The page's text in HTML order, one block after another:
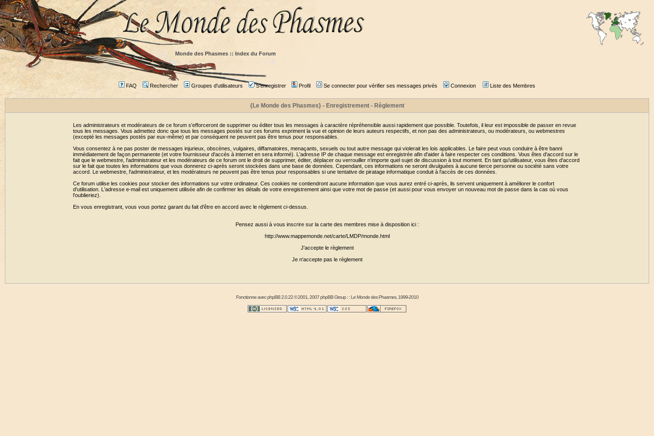
Monde des Phasmes :: Index du Forum
FAQ Rechercher Groupes d'utilisateurs S'enregistrer Profil Se connecter pour vérifier ses messages privés Connexion Liste des Membres
{Le Monde des Phasmes} - Enregistrement - Règlement
Les administrateurs et modérateurs de ce forum s'efforceront de supprimer ou éditer tous les messages à caractère répréhensible aussi rapidement que possible. Toutefois, il leur est impossible de passer en revue
tous les messages. Vous admettez donc que tous les messages postés sur ces forums expriment la vue et opinion de leurs auteurs respectifs, et non pas des administrateurs, ou modérateurs, ou webmestres
(excepté les messages postés par eux-même) et par conséquent ne peuvent pas être tenus pour responsables.
Vous consentez à ne pas poster de messages injurieux, obscènes, vulgaires, diffamatoires, menaçants, sexuels ou tout autre message qui violerait les lois applicables. Le faire peut vous conduire à être banni
immédiatement de façon permanente (et votre fournisseur d'accès à internet en sera informé). L'adresse IP de chaque message est enregistrée afin d'aider à faire respecter ces conditions. Vous êtes d'accord sur le
fait que le webmestre, l'administrateur et les modérateurs de ce forum ont le droit de supprimer, éditer, déplacer ou verrouiller n'importe quel sujet de discussion à tout moment. En tant qu'utilisateur, vous êtes d'accord
sur le fait que toutes les informations que vous donnerez ci-après seront stockées dans une base de données. Cependant, ces informations ne seront divulguées à aucune tierce personne ou société sans votre
accord. Le webmestre, l'administrateur, et les modérateurs ne peuvent pas être tenus pour responsables si une tentative de piratage informatique conduit à l'accès de ces données.
Ce forum utilise les cookies pour stocker des informations sur votre ordinateur. Ces cookies ne contiendront aucune information que vous aurez entré ci-après, ils servent uniquement à améliorer le confort
d'utilisation. L'adresse e-mail est uniquement utilisée afin de confirmer les détails de votre enregistrement ainsi que votre mot de passe (et aussi pour vous envoyer un nouveau mot de passe dans la cas où vous
l'oublieriez).
En vous enregistrant, vous vous portez garant du fait d'être en accord avec le règlement ci-dessus.
Pensez aussi à vous inscrire sur la carte des membres mise à disposition ici :
http://www.mappemonde.net/carte/LMDP/monde.html
J'accepte le règlement
Je n'accepte pas le règlement
Fonctionne avecphpBB2.0.22 © 2001, 2007 phpBB Group : :Le Monde des Phasmes, 1999-2010